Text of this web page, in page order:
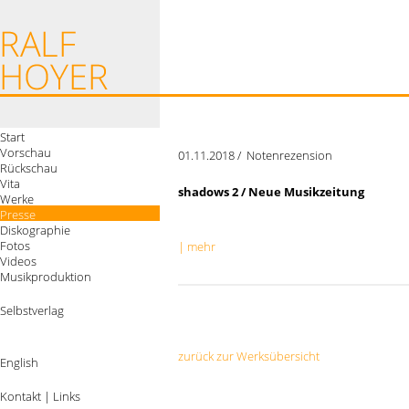
Start
Vorschau
Rückschau
Vita
Werke
Presse
Diskographie
Fotos
Videos
Musikproduktion
Selbstverlag
English
01.11.2018 / Notenrezension
shadows 2 / Neue Musikzeitung
| mehr
zurück zur Werksübersicht
Kontakt | Links